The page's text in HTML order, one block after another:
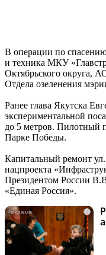
В операции по
и техника МКУ
Октябрьского округа,
Отдела озеленения
Ранее глава Якутска
экспериментальной
до 5 метров. Пилотный
Парке Победы.
Капитальный ремонт
нацпроекта
Президентом России
«Единая Россия».
i